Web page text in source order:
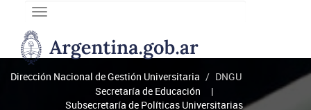
DNGU
Dirección
de
Dirección Nacional de Gestión Universitaria
DNGU
Secretaría de Educación
Subsecretaría de Políticas Universitarias